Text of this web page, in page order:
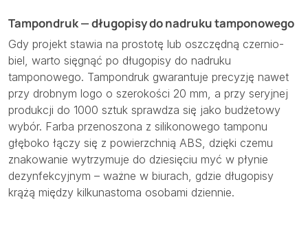
Tampondruk — długopisy do nadruku tamponowego
Gdy projekt stawia na prostotę lub oszczędną czernio-
biel, warto sięgnąć po długopisy do nadruku
tamponowego. Tampondruk gwarantuje precyzję nawet
przy drobnym logo o szerokości 20 mm, a przy seryjnej
produkcji do 1000 sztuk sprawdza się jako budżetowy
wybór. Farba przenoszona z silikonowego tamponu
głęboko łączy się z powierzchnią ABS, dzięki czemu
znakowanie wytrzymuje do dziesięciu myć w płynie
dezynfekcyjnym – ważne w biurach, gdzie długopisy
krążą między kilkunastoma osobami dziennie.